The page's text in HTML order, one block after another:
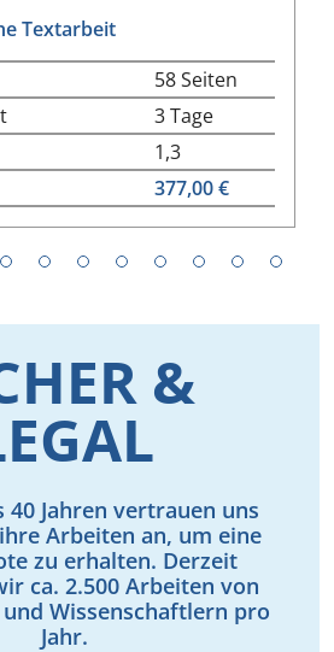
Textarbeit
58 Seiten
3 Tage
1,3
377,00 €
5 6 7 8 9 10 11 12
&
40 Jahren vertrauen uns
Arbeiten an, um eine
zu erhalten. Derzeit
ca. 2.500 Arbeiten von
Wissenschaftlern pro
Jahr.